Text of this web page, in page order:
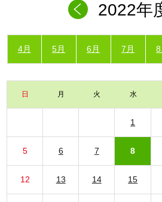
2022年
4月 5月 6月 7月 8
日 月 火 水
1
5 6 7 8
12 13 14 15